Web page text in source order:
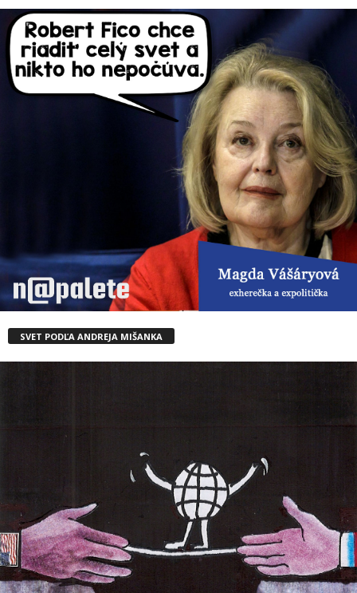
SVET PODĽA ANDREJA MIŠANKA